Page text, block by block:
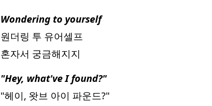
Wondering to yourself
원더링 투 유어셀프
혼자서 궁금해지지
"Hey, what've I found?"
"헤이, 왓브 아이 파운드?"